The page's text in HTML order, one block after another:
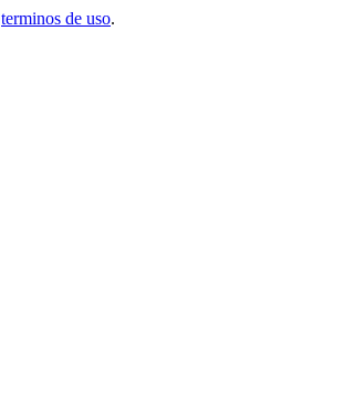
terminos de uso.